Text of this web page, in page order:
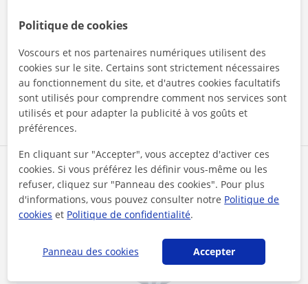
I
à m’améliorer en math ( je suis passer de 20% de
moyenne à 70%), de plus, il est sérieux et
ponctuel. Il aide à combler les lacunes en
fonction du problème, avec un suivis (exercices
supplémentaires pour le prochain cours ou à lui
envoyer par mail). Facilement joignable + très
organisé. Je n’hésiterai pas à le recommander à
mon entourage
Voir plus
Voir tous les avis
Reconnaissances
Politique de cookies
Voscours et nos partenaires numériques utilisent des
cookies sur le site. Certains sont strictement nécessaires
au fonctionnement du site, et d'autres cookies facultatifs
sont utilisés pour comprendre comment nos services sont
utilisés et pour adapter la publicité à vos goûts et
préférences.
En cliquant sur "Accepter", vous acceptez d'activer ces
cookies. Si vous préférez les définir vous-même ou les
refuser, cliquez sur "Panneau des cookies". Pour plus
d'informations, vous pouvez consulter notre Politique de
cookies et Politique de confidentialité.
Panneau des cookies Accepter